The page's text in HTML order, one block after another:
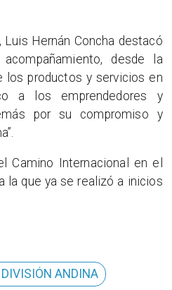
Hernán Concha destacó
desde la
los productos y servicios en
a los emprendedores y
por su compromiso y
Camino Internacional en el
la que ya se realizó a inicios
DIVISIÓN ANDINA